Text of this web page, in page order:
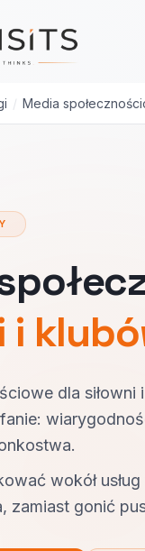
/ Media
i
dla
wokół
zamiast gonić